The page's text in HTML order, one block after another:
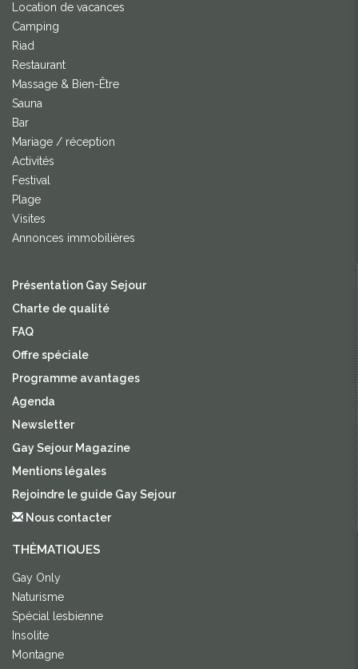
Location de vacances
Camping
Riad
Restaurant
Massage & Bien-Être
Sauna
Bar
Mariage / réception
Activités
Festival
Plage
Visites
Annonces immobilières
Présentation Gay Sejour
Charte de qualité
FAQ
Offre spéciale
Programme avantages
Agenda
Newsletter
Gay Sejour Magazine
Mentions légales
Rejoindre le guide Gay Sejour
Nous contacter
THÈMATIQUES
Gay Only
Naturisme
Spécial lesbienne
Insolite
Montagne